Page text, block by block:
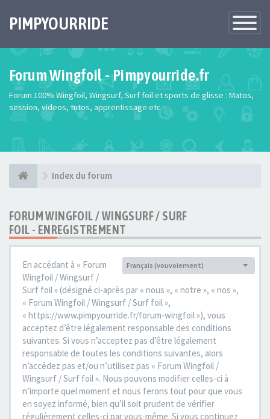
Toggle
PIMPYOURRIDE
Forum Wingfoil - Pimpyourride.fr
Forum 100% Wingfoil, Wingsurf, Surf foil et sports de glisse : Matos,
session, videos, tutos, apprentissage etc
Index du forum
FORUM WINGFOIL / WINGSURF / SURF
FOIL - ENREGISTREMENT
Langue :
Français (vouvoiement)
En accédant à « Forum
Wingfoil / Wingsurf /
Surf foil » (désigné ci-après par « nous », « notre », « nos »,
« Forum Wingfoil / Wingsurf / Surf foil »,
« https://www.pimpyourride.fr/forum-wingfoil »), vous
acceptez d’être légalement responsable des conditions
suivantes. Si vous n’acceptez pas d’être légalement
responsable de toutes les conditions suivantes, alors
n’accédez pas et/ou n’utilisez pas « Forum Wingfoil /
Wingsurf / Surf foil ». Nous pouvons modifier celles-ci à
n’importe quel moment et nous ferons tout pour que vous
en soyez informé, bien qu’il soit prudent de vérifier
régulièrement celles-ci par vous-même. Si vous continuez